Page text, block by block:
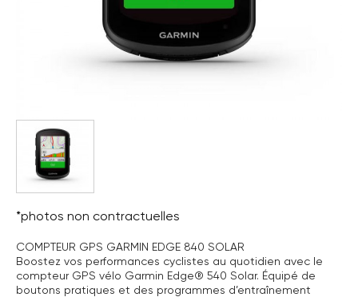
*photos non contractuelles
COMPTEUR GPS GARMIN EDGE 840 SOLAR
Boostez vos performances cyclistes au quotidien avec le
compteur GPS vélo Garmin Edge® 540 Solar. Équipé de
boutons pratiques et des programmes d’entraînement